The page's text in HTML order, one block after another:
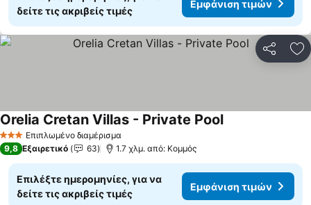
δείτε τις ακριβείς τιμές
Εμφάνιση τιμών
3 ΑστέριαΕπιπλωμένο διαμέρισμα
Orelia Cretan Villas - Private Pool
9,8 Εξαιρετικό 63 1.7 χλμ. από: Κομμός
Επιλέξτε ημερομηνίες, για να
δείτε τις ακριβείς τιμές
Εμφάνιση τιμών